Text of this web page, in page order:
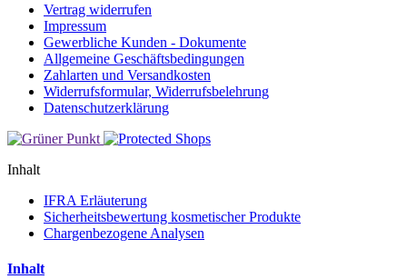
Vertrag widerrufen
Impressum
Gewerbliche Kunden - Dokumente
Allgemeine Geschäftsbedingungen
Zahlarten und Versandkosten
Widerrufsformular, Widerrufsbelehrung
Datenschutzerklärung
Inhalt
IFRA Erläuterung
Sicherheitsbewertung kosmetischer Produkte
Chargenbezogene Analysen
Inhalt